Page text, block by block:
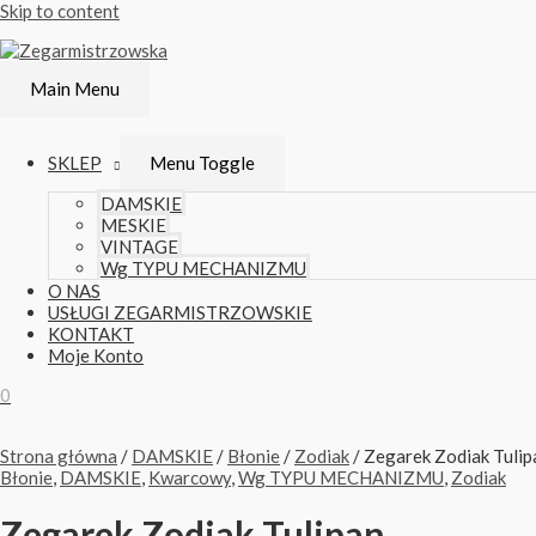
Skip to content
Main Menu
SKLEP
Menu Toggle
DAMSKIE
MĘSKIE
VINTAGE
Wg TYPU MECHANIZMU
O NAS
USŁUGI ZEGARMISTRZOWSKIE
KONTAKT
Moje Konto
0
Strona główna / DAMSKIE/ Błonie/ Zodiak/ Zegarek Zodiak
Błonie, DAMSKIE, Kwarcowy,Wg TYPU MECHANIZMU, Zodiak